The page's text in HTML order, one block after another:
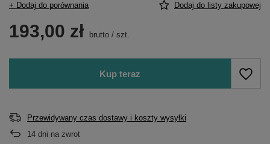
+ Dodaj do porównania Dodaj do listy zakupowej
193,00 zł brutto / szt.
Kup teraz
Przewidywany czas dostawy i koszty wysyłki
14 dni na zwrot